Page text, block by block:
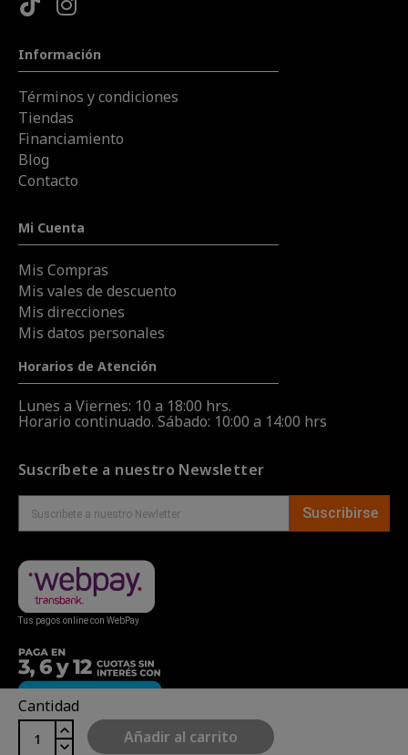
Cantidad
Añadir al carrito
Información
Términos y condiciones
Tiendas
Financiamiento
Blog
Contacto
Mi Cuenta
Mis Compras
Mis vales de descuento
Mis direcciones
Mis datos personales
Horarios de Atención
Lunes a Viernes: 10 a 18:00 hrs.
Horario continuado. Sábado: 10:00 a 14:00 hrs
Suscríbete a nuestro Newsletter
Suscribirse
Tus pagos online con WebPay